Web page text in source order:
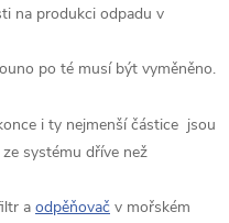
na produkci odpadu v
po té musí být vyměněno.
i ty nejmenší částice jsou
systému dříve než
a odpěňovač v mořském